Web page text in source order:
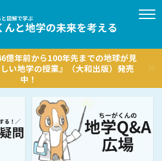
億年前から100年先までの地球が見
い地学の授業』（大和出版）発売
中！